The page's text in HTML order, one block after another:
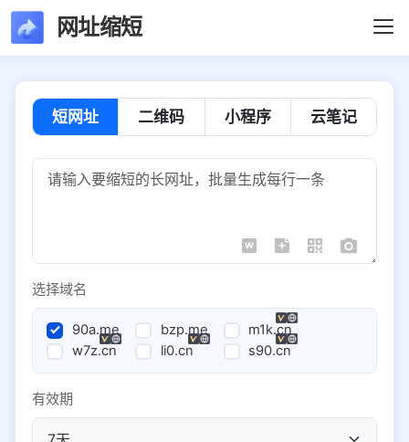
网址缩短
短网址 二维码 小程序 云笔记
选择域名
90a.me bzp.me
m1k.cn
w7z.cn
li0.cn s90.cn
有效期